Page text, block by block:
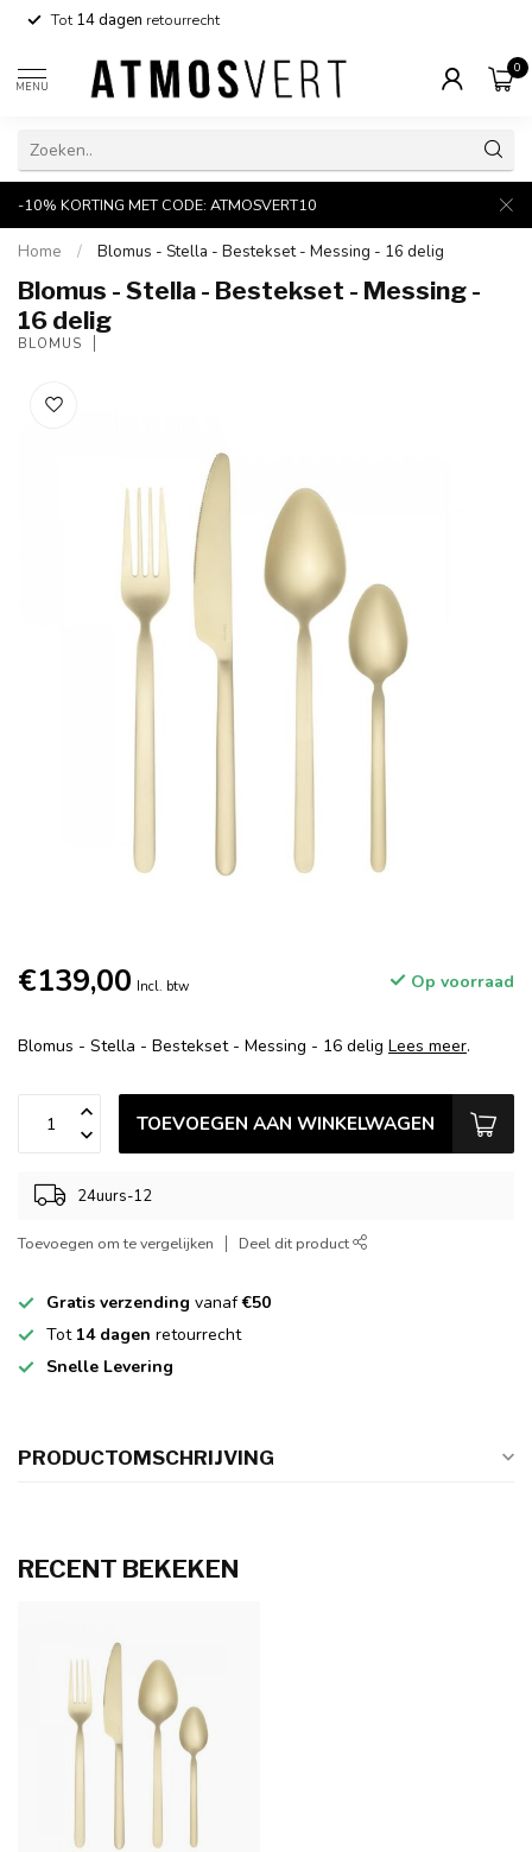
Tot14 dagen retourrecht
MENU
0
-10% KORTING MET CODE: ATMOSVERT10
Home / Blomus - Stella - Bestekset - Messing - 16 delig
Blomus - Stella - Bestekset - Messing -
16 delig
BLOMUS
€139,00 Incl. btw Op voorraad
Blomus - Stella - Bestekset - Messing - 16 delig Lees meer.
TOEVOEGEN AAN WINKELWAGEN
24uurs-12
Toevoegen om te vergelijken Deel dit product
Gratis verzending vanaf€50
Tot 14 dagen retourrecht
Snelle Levering
PRODUCTOMSCHRIJVING
RECENT BEKEKEN